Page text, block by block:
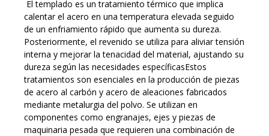
El templado es un tratamiento térmico que implica
calentar el acero en una temperatura elevada seguido
de un enfriamiento rápido que aumenta su dureza.
Posteriormente, el revenido se utiliza para aliviar tensión
interna y mejorar la tenacidad del material, ajustando su
dureza según las necesidades específicasEstos
tratamientos son esenciales en la producción de piezas
de acero al carbón y acero de aleaciones fabricados
mediante metalurgia del polvo. Se utilizan en
componentes como engranajes, ejes y piezas de
maquinaria pesada que requieren una combinación de